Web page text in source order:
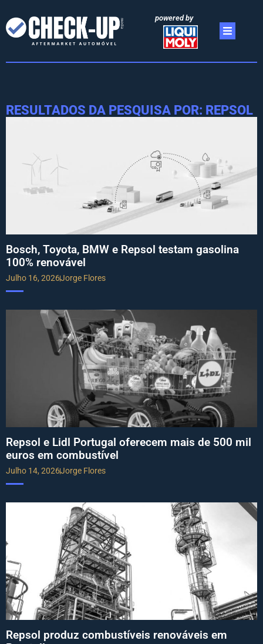
powered by
RESULTADOS DA PESQUISA POR: REPSOL
Bosch, Toyota, BMW e Repsol testam gasolina
100% renovável
Julho 16, 2026Jorge Flores
Repsol e Lidl Portugal oferecem mais de 500 mil
euros em combustível
Julho 14, 2026Jorge Flores
Repsol produz combustíveis renováveis em